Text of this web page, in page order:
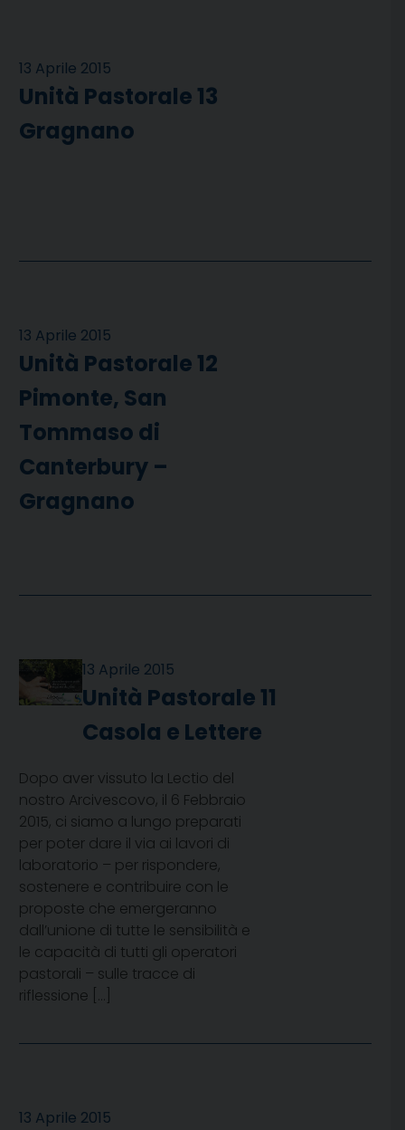
13 Aprile 2015
Unità Pastorale 13
Gragnano
13 Aprile 2015
Unità Pastorale 12
Pimonte, San
Tommaso di
Canterbury –
Gragnano
13 Aprile 2015
Unità Pastorale 11
Casola e Lettere
Dopo aver vissuto la Lectio del
nostro Arcivescovo, il 6 Febbraio
2015, ci siamo a lungo preparati
per poter dare il via ai lavori di
laboratorio – per rispondere,
sostenere e contribuire con le
proposte che emergeranno
dall’unione di tutte le sensibilità e
le capacità di tutti gli operatori
pastorali – sulle tracce di
riflessione […]
13 Aprile 2015